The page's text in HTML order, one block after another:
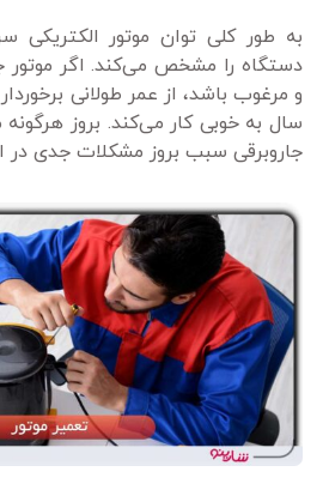
به طور کلی توان موتور
دستگاه را مشخص می‌کند. اگر موتور
و مرغوب باشد، از عمر طولانی
سال به خوبی کار می‌کند. بروز
جاروبرقی سبب بروز مشکلات جدی